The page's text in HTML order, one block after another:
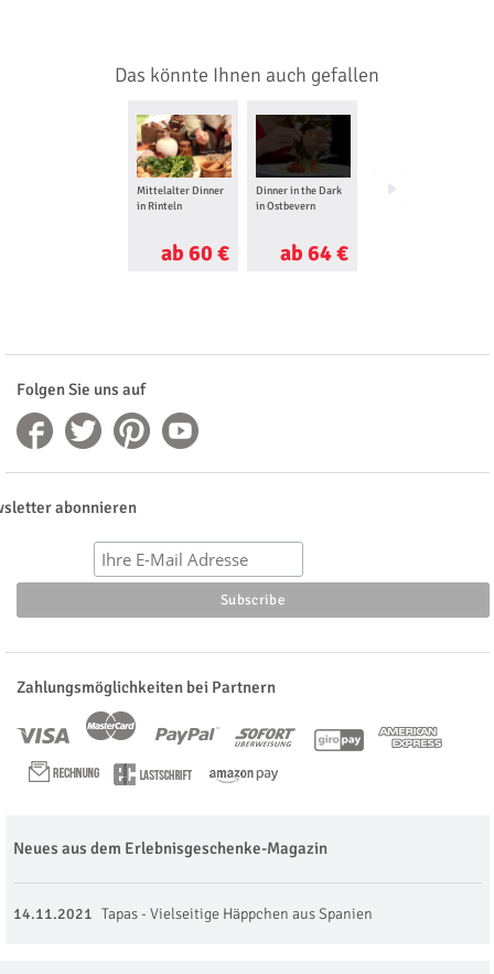
Das könnte Ihnen auch gefallen
Mittelalter Dinner
in Rinteln
ab 60 €
Dinner in the Dark
in Ostbevern
ab 64 €
Show Dinner in
Folgen Sie uns auf
abonnieren
Zahlungsmöglichkeiten bei Partnern
Neues aus dem Erlebnisgeschenke-Magazin
14.11.2021 Tapas - Vielseitige Häppchen aus Spanien